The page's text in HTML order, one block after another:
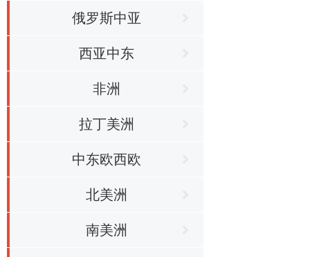
俄罗斯中亚
西亚中东
非洲
拉丁美洲
中东欧西欧
北美洲
南美洲